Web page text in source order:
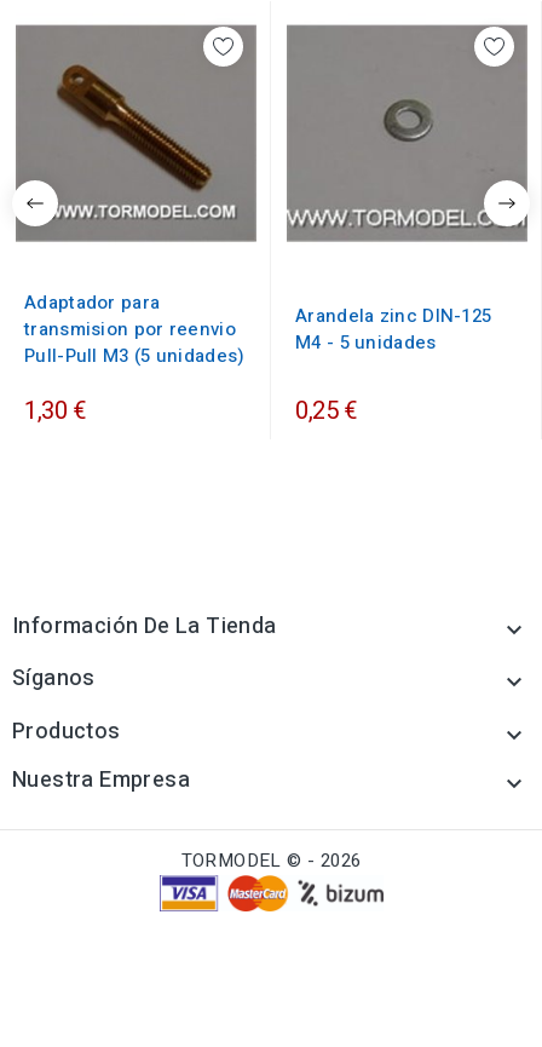
Adaptador para
transmision por reenvio
Pull-Pull M3 (5 unidades)
1,30 €
Arandela zinc DIN-125
M4 - 5 unidades
0,25 €
Información De La Tienda 
Síganos 
Productos 
Nuestra Empresa 
TORMODEL © - 2026